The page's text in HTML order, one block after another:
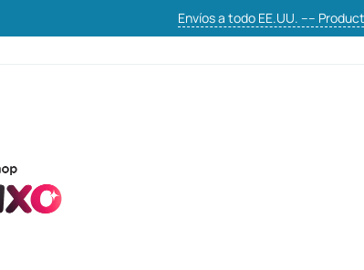
Envíos a todo EE.UU. ----